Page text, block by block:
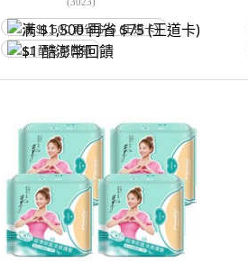
满 $1,500 再省 $75 (王道卡)
$1 酷澎幣回饋